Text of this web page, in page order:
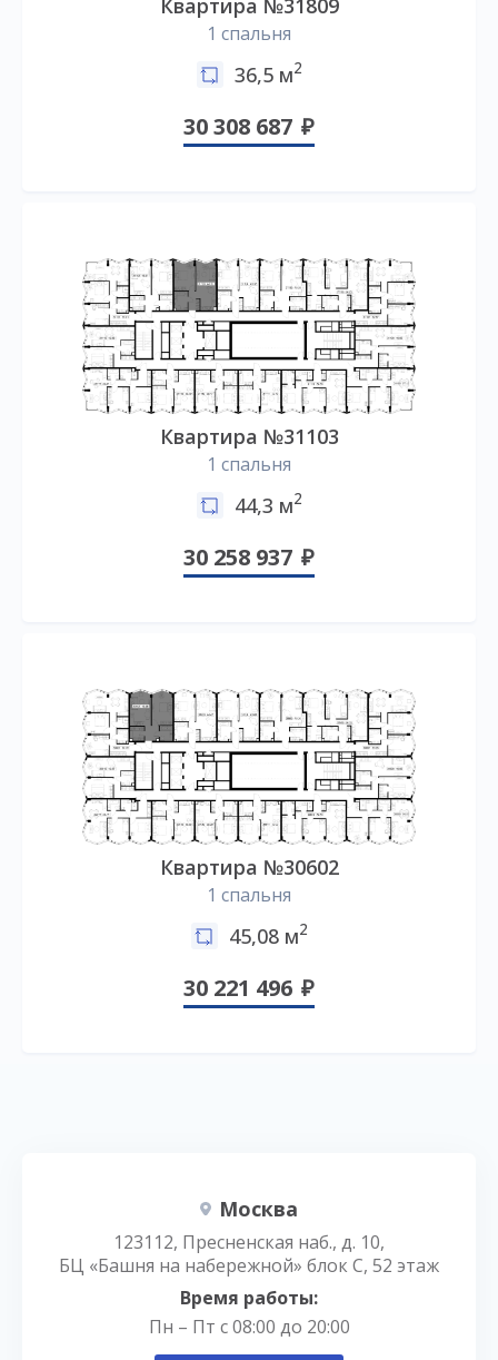
Квартира №31809
1 спальня
36,5 м2
30 308 687
Квартира №31103
1 спальня
44,3 м2
30 258 937
Квартира №30602
1 спальня
45,08 м2
30 221 496
Москва
123112, Пресненская наб., д. 10,
БЦ «Башня на набережной» блок С, 52 этаж
Время работы:
Пн – Пт с 08:00 до 20:00